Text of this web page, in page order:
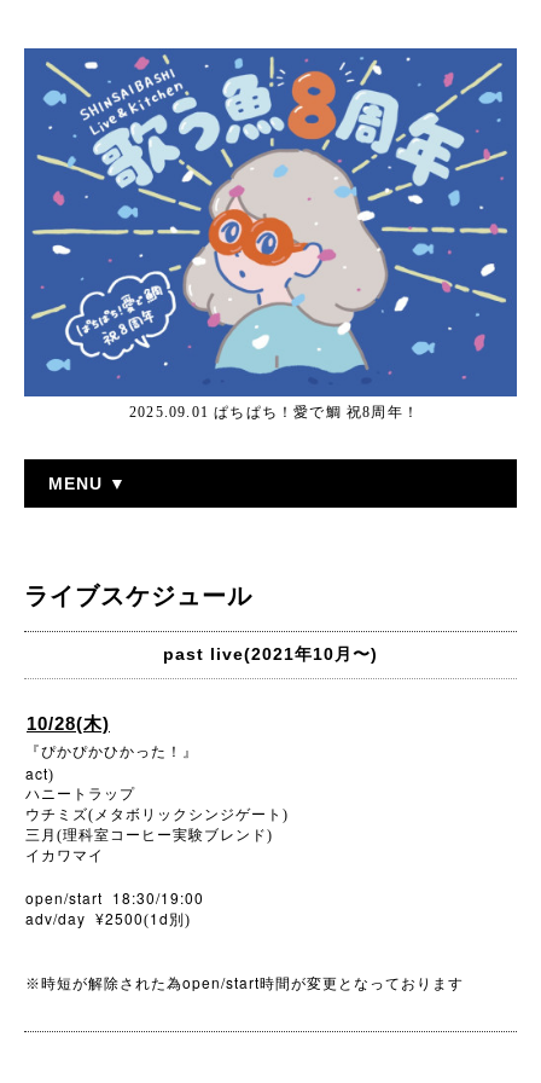
2025.09.01 ぱちぱち！愛で鯛 祝8周年！
MENU ▼
ライブスケジュール
past live(2021年10月〜)
10/28(木)
『ぴかぴかひかった！』
act)
ハニートラップ
ウチミズ(メタボリックシンジゲート)
三月(理科室コーヒー実験ブレンド)
イカワマイ
open/start 18:30/19:00
adv/day ¥2500(1d 別)
※時短が解除された為open/start時間が変更となっております